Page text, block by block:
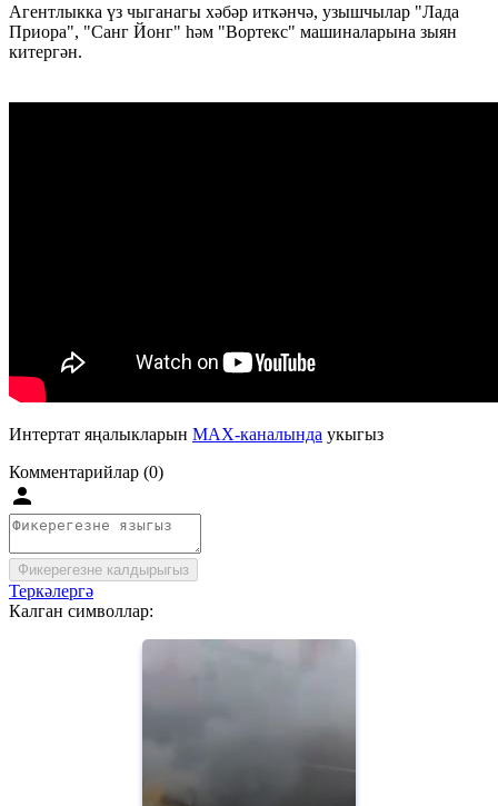
Агентлыкка үз чыганагы хәбәр иткәнчә, узышчылар "Лада
Приора", "Санг Йонг" һәм "Вортекс" машиналарына зыян
китергән.
Интертат яңалыкларын MAX-каналында укыгыз
Комментарийлар (0)
Фикерегезне калдырыгыз
Теркәлергә
Калган символлар: